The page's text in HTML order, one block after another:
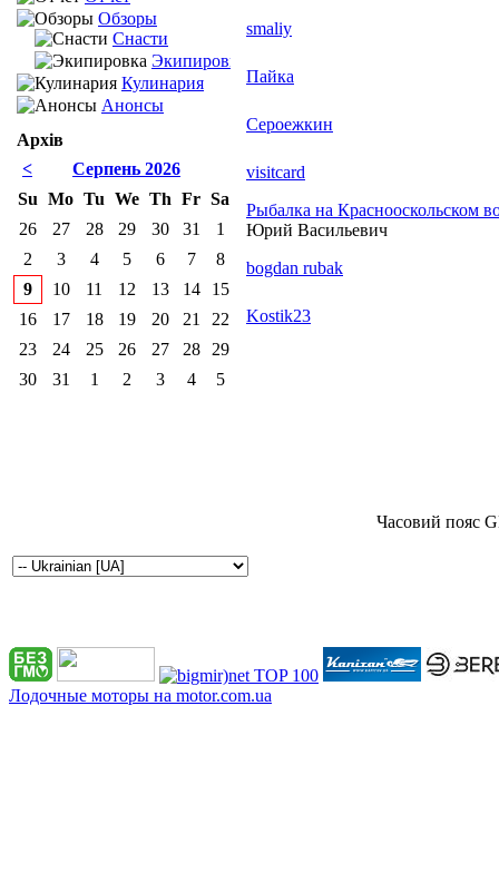
smaliy
Пайка
Сероежкин
visitcard
Рыбалка на Краснооскольском
Юрий Васильевич
bogdan rubak
Kostik23
Обзоры
Снасти
Экипировка
Кулинария
Анонсы
Архів
<
Серпень 2026
Su Mo Tu We Th Fr Sa
26
27 28 29 30 31
1
2
3 4 5 6 7
8
9
10 11 12 13 14
15
16
17 18 19 20 21
22
23
24 25 26 27 28
29
30
31 1 2 3 4 5
Часовий пояс
Лодочные моторы на motor.com.ua